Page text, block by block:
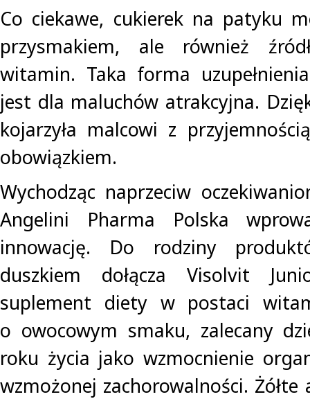
Co ciekawe, cukierek na patyku
przysmakiem, ale również
witamin. Taka forma
jest dla maluchów atrakcyjna.
kojarzyła malcowi z
obowiązkiem.
Wychodząc naprzeciw
Angelini Pharma Polska
innowację. Do rodziny
duszkiem dołącza Visolvit
suplement diety w postaci
o owocowym smaku, zalecany
roku życia jako wzmocnienie
wzmożonej zachorowalności. Żółte